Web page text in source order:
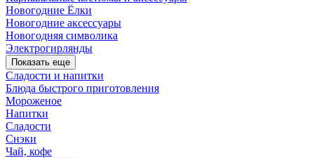
Новогодние Ёлки
Новогодние аксессуары
Новогодняя символика
Электрогирлянды
Показать еще
Сладости и напитки
Блюда быстрого приготовления
Мороженое
Напитки
Сладости
Снэки
Чай, кофе